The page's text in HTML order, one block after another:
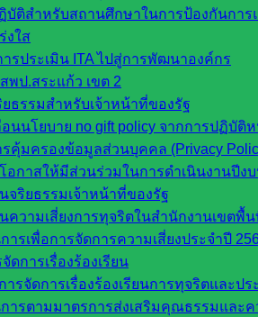
บัติสำหรับสถานศึกษาในการป้องกันการ
งใส
รประเมิน ITA ไปสู่การพัฒนาองค์กร
พป.สระแก้ว เขต 2
ธรรมสำหรับเจ้าหน้าที่ของรัฐ
นนโยบาย no gift policy จากการปฏิบั
รคุ้มครองข้อมูลส่วนบุคคล (Privacy
อกาสให้มีส่วนร่วมในการดำเนินงานปีง
จริยธรรมเจ้าหน้าที่ของรัฐ
ความเสี่ยงการทุจริตในสำนักงานเขต
ารเพื่อการจัดการความเสี่ยงประจำปี
ดการเรื่องร้องเรียน
รจัดการเรื่องร้องเรียนการทุจริตและป
การตามมาตรการส่งเสริมคุณธรรมและ
คม 2, 2025 กลุ่มกฎหมายและคดี,
วารสาร ประชาสัมพันธ์
วามผิดทางวินัย ประจำ
คม 2, 2025 กลุ่มกฎหมายและคดี,
วารสาร ประชาสัมพันธ์,แจ้งข่าวจาก